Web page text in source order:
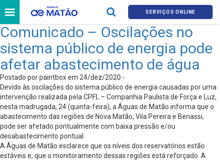
SERVIÇOS ONLINE
Comunicado – Oscilações no
sistema público de energia pode
afetar abastecimento de água
Postado por paintbox em 24/dez/2020 -
Devido às oscilações do sistema público de energia causadas por uma
intervenção realizada pela CPFL – Companhia Paulista de Força e Luz,
nesta madrugada, 24 (quinta-feira), a Águas de Matão informa que o
abastecimento das regiões de Nova Matão, Vila Pereira e Benassi,
pode ser afetado pontualmente com baixa pressão e/ou
desabastecimento pontual.
A Águas de Matão esclarece que os níveis dos reservatórios estão
estáveis e, que o monitoramento dessas regiões está reforçado. A